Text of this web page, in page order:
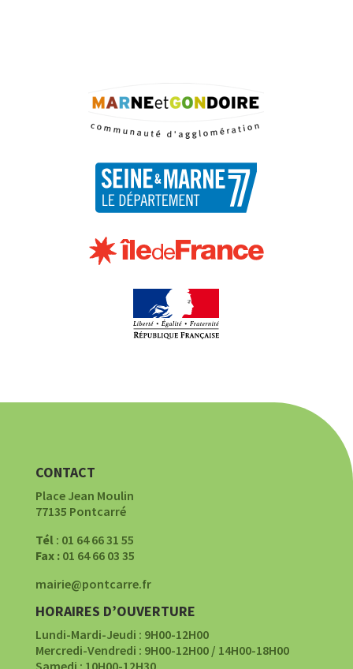
CONTACT
Place Jean Moulin
77135 Pontcarré
Tél: 01 64 66 31 55
Fax :01 64 66 03 35
mairie@pontcarre.fr
HORAIRES D’OUVERTURE
Lundi-Mardi-Jeudi : 9H00-12H00
Mercredi-Vendredi : 9H00-12H00 / 14H00-18H00
Samedi : 10H00-12H30